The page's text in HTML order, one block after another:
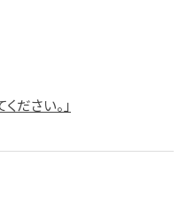
ださい。」